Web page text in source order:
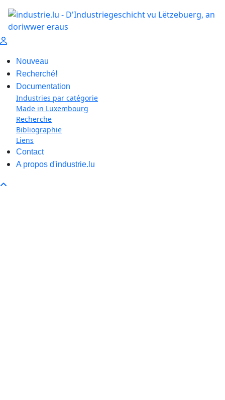
Nouveau
Recherché!
Documentation
Industries par catégorie
Made in Luxembourg
Recherche
Bibliographie
Liens
Contact
A propos d'industrie.lu